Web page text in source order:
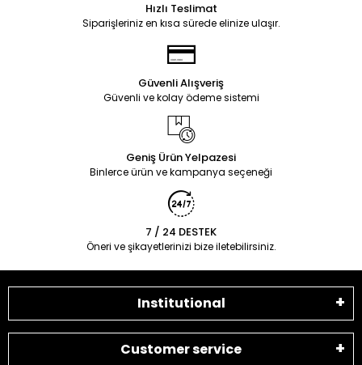
Hızlı Teslimat
Siparişleriniz en kısa sürede elinize ulaşır.
Güvenli Alışveriş
Güvenli ve kolay ödeme sistemi
Geniş Ürün Yelpazesi
Binlerce ürün ve kampanya seçeneği
7 / 24 DESTEK
Öneri ve şikayetlerinizi bize iletebilirsiniz.
Institutional
Customer service